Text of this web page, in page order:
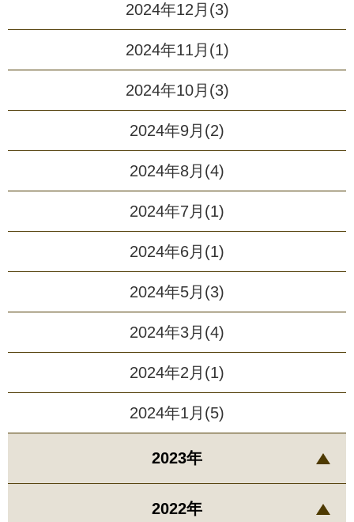
2024年12月(3)
2024年11月(1)
2024年10月(3)
2024年9月(2)
2024年8月(4)
2024年7月(1)
2024年6月(1)
2024年5月(3)
2024年3月(4)
2024年2月(1)
2024年1月(5)
2023年
2022年